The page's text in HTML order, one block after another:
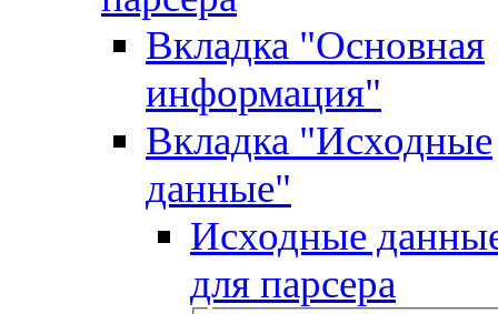
Вкладка "Основная
информация"
Вкладка "Исходные
данные"
Исходные
для парсера